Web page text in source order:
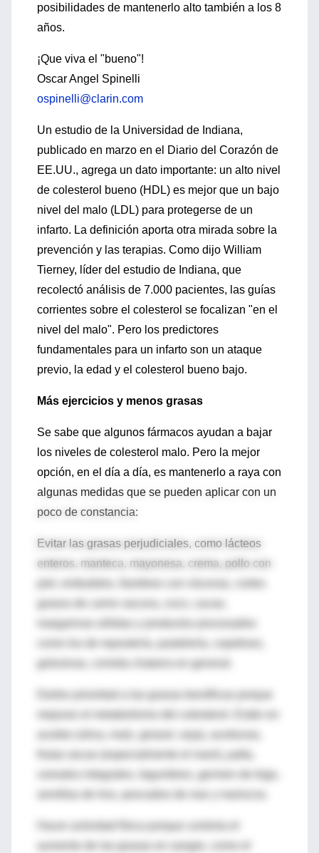
posibilidades de mantenerlo alto también a los 8
años.
¡Que viva el "bueno"!
Oscar Angel Spinelli
ospinelli@clarin.com
Un estudio de la Universidad de Indiana,
publicado en marzo en el Diario del Corazón de
EE.UU., agrega un dato importante: un alto nivel
de colesterol bueno (HDL) es mejor que un bajo
nivel del malo (LDL) para protegerse de un
infarto. La definición aporta otra mirada sobre la
prevención y las terapias. Como dijo William
Tierney, líder del estudio de Indiana, que
recolectó análisis de 7.000 pacientes, las guías
corrientes sobre el colesterol se focalizan "en el
nivel del malo". Pero los predictores
fundamentales para un infarto son un ataque
previo, la edad y el colesterol bueno bajo.
Más ejercicios y menos grasas
Se sabe que algunos fármacos ayudan a bajar
los niveles de colesterol malo. Pero la mejor
opción, en el día a día, es mantenerlo a raya con
algunas medidas que se pueden aplicar con un
poco de constancia:
Evitar las grasas perjudiciales, como lácteos
enteros, manteca, mayonesa, crema, pollo con
margarinas sólidas y productos procesados
como los de repostería, pastelería, copetines,
golosinas, comida chatarra en general.
Darles prioridad a las grasas benéficas porque
cereales integrales, legumbres, germen de trigo,
Hacer actividad física porque controla el
aumento de las grasas en sangre, como el